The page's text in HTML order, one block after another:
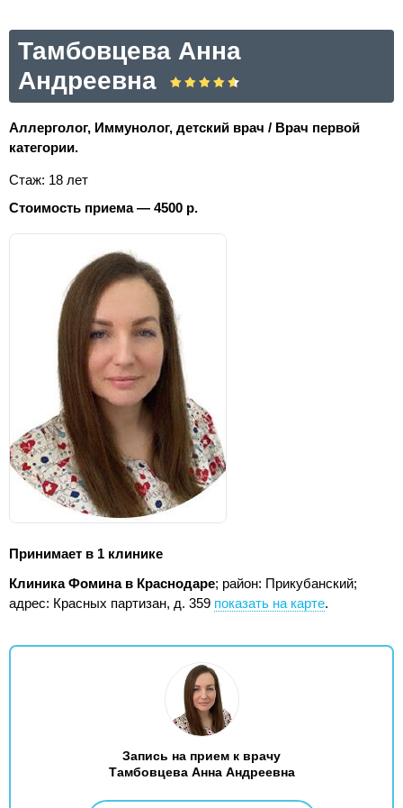
Тамбовцева Анна
Андреевна
Аллерголог, Иммунолог, детский врач / Врач первой
категории.
Стаж: 18 лет
Стоимость приема — 4500 р.
Принимает в 1 клинике
Клиника Фомина в Краснодаре; район: Прикубанский;
адрес: Красных партизан, д. 359 показать на карте.
Запись на прием к врачу
Тамбовцева Анна Андреевна